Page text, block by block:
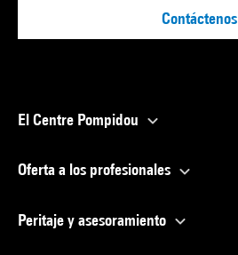
Contáctenos
El Centre Pompidou
Oferta a los profesionales
Peritaje y asesoramiento